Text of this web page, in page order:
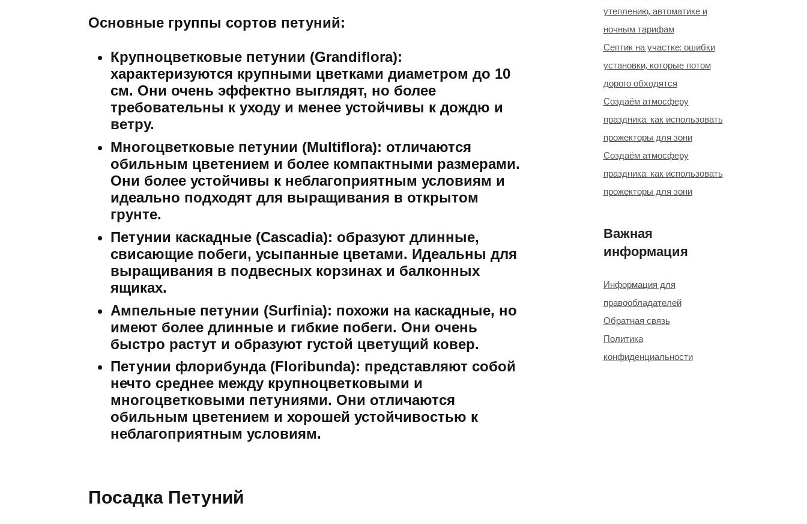
Основные группы сортов петуний:
Крупноцветковые петунии (Grandiflora):
характеризуются крупными цветками диаметром до 10
см. Они очень эффектно выглядят, но более
требовательны к уходу и менее устойчивы к дождю и
ветру.
Многоцветковые петунии (Multiflora): отличаются
обильным цветением и более компактными размерами.
Они более устойчивы к неблагоприятным условиям и
идеально подходят для выращивания в открытом
грунте.
Петунии каскадные (Cascadia): образуют длинные,
свисающие побеги, усыпанные цветами. Идеальны для
выращивания в подвесных корзинах и балконных
ящиках.
Ампельные петунии (Surfinia): похожи на каскадные, но
имеют более длинные и гибкие побеги. Они очень
быстро растут и образуют густой цветущий ковер.
Петунии флорибунда (Floribunda): представляют собой
нечто среднее между крупноцветковыми и
многоцветковыми петуниями. Они отличаются
обильным цветением и хорошей устойчивостью к
неблагоприятным условиям.
Посадка Петуний
утеплению, автоматике и
ночным тарифам
Септик на участке: ошибки
установки, которые потом
дорого обходятся
Создаём атмосферу
праздника: как использовать
прожекторы для зони
Создаём атмосферу
праздника: как использовать
прожекторы для зони
Важная
информация
Информация для
правообладателей
Обратная связь
Политика
конфиденциальности